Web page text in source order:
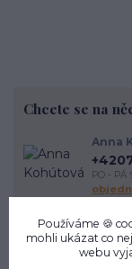
Chcete se na
Anna
PO - PÁ
Používáme 🍪
mohli ukázat co
webu